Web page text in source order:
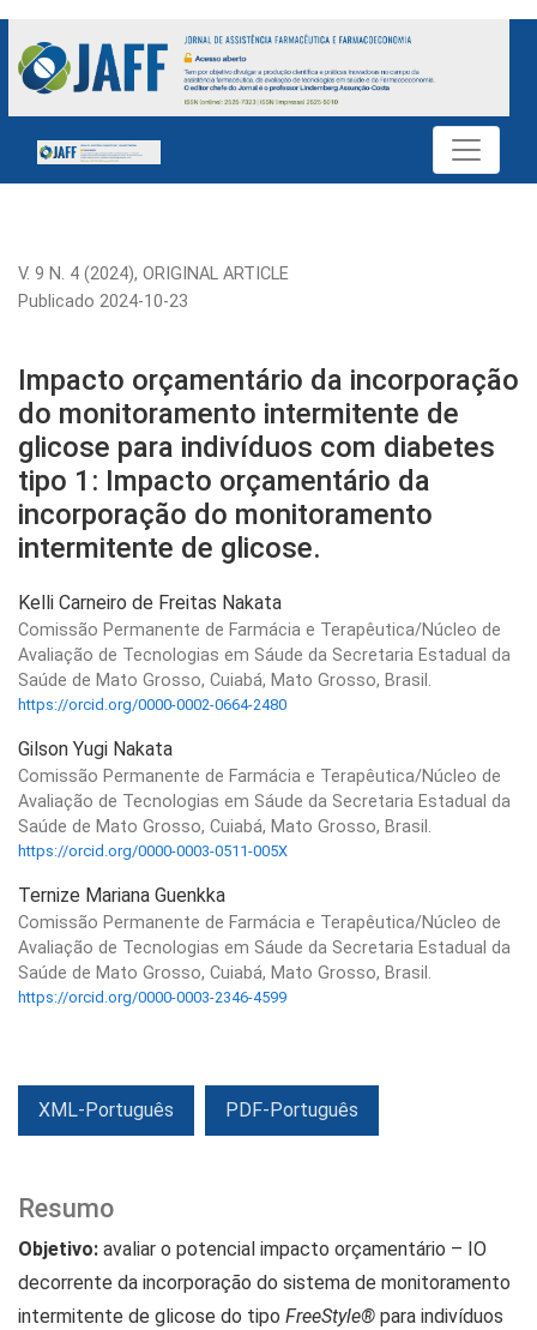
Impacto orçamentário da incorporação do monitoramento
V. 9 N. 4 (2024), ORIGINAL ARTICLE
Impacto orçamentário da incorporação
do monitoramento intermitente de
glicose para indivíduos com diabetes
tipo 1: Impacto orçamentário da
incorporação do monitoramento
intermitente de glicose.
Publicado 2024-10-23
Kelli Carneiro de Freitas Nakata
Comissão Permanente de Farmácia e Terapêutica/Núcleo de
Avaliação de Tecnologias em Sáude da Secretaria Estadual da
Saúde de Mato Grosso, Cuiabá, Mato Grosso, Brasil.
https://orcid.org/0000-0002-0664-2480
Gilson Yugi Nakata
Comissão Permanente de Farmácia e Terapêutica/Núcleo de
Avaliação de Tecnologias em Sáude da Secretaria Estadual da
Saúde de Mato Grosso, Cuiabá, Mato Grosso, Brasil.
https://orcid.org/0000-0003-0511-005X
Ternize Mariana Guenkka
Comissão Permanente de Farmácia e Terapêutica/Núcleo de
Avaliação de Tecnologias em Sáude da Secretaria Estadual da
Saúde de Mato Grosso, Cuiabá, Mato Grosso, Brasil.
https://orcid.org/0000-0003-2346-4599
XML-Português PDF-Português
Resumo
Objetivo: avaliar o potencial impacto orçamentário – IO
decorrente da incorporação do sistema de monitoramento
intermitente de glicose do tipo FreeStyle® para indivíduos